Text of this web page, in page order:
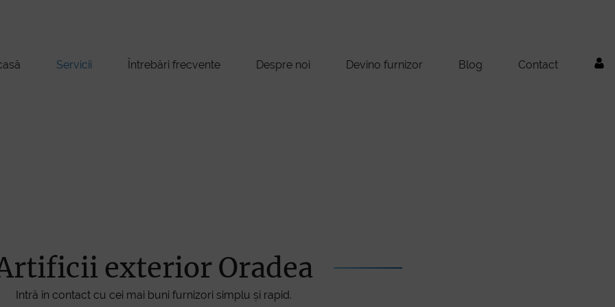
Servicii Întrebări frecvente Despre noi Devino furnizor Blog Contact
exterior Oradea
Intră în contact cu cei mai buni furnizori simplu și rapid.